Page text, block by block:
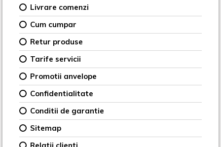
Livrare comenzi
Cum cumpar
Retur produse
Tarife servicii
Promotii anvelope
Confidentialitate
Conditii de garantie
Sitemap